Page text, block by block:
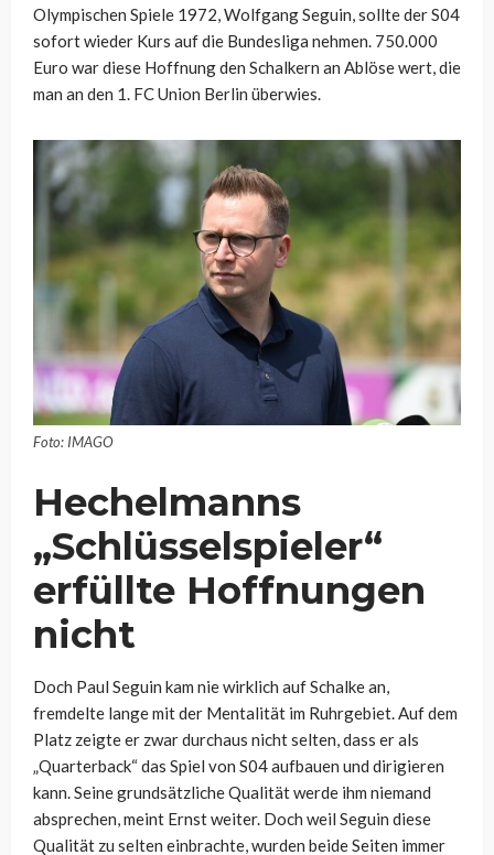
Olympischen Spiele 1972, Wolfgang Seguin, sollte der S04
sofort wieder Kurs auf die Bundesliga nehmen. 750.000
Euro war diese Hoffnung den Schalkern an Ablöse wert, die
man an den 1. FC Union Berlin überwies.
Foto: IMAGO
Hechelmanns
„Schlüsselspieler“
erfüllte Hoffnungen
nicht
Doch Paul Seguin kam nie wirklich auf Schalke an,
fremdelte lange mit der Mentalität im Ruhrgebiet. Auf dem
Platz zeigte er zwar durchaus nicht selten, dass er als
„Quarterback“ das Spiel von S04 aufbauen und dirigieren
kann. Seine grundsätzliche Qualität werde ihm niemand
absprechen, meint Ernst weiter. Doch weil Seguin diese
Qualität zu selten einbrachte, wurden beide Seiten immer